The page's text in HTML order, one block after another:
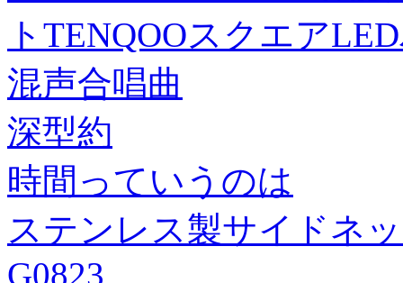
トTENQOOスクエア
混声合唱曲
深型約
時間っていうのは
ステンレス製サイドネ
G0823